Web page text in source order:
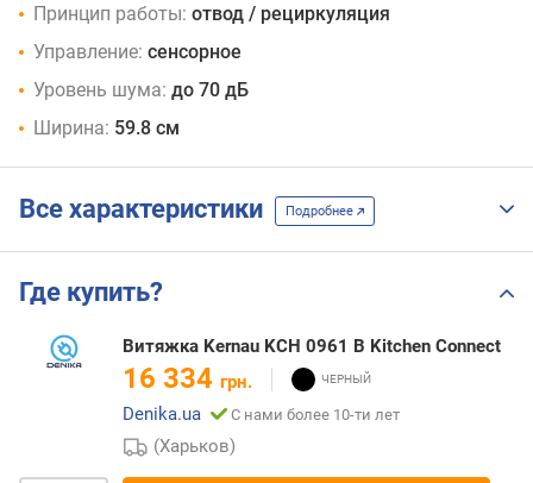
Принцип работы: отвод / рециркуляция
Управление: сенсорное
Уровень шума: до 70 дБ
Ширина: 59.8 см
Все характеристики Подробнее
Где купить?
Витяжка Kernau KCH 0961 B Kitchen Connect
16 334 грн.
Denika.ua
С нами более 10-ти лет
(Харьков)